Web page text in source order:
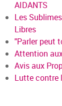
AIDANTS
Les
Libres
"Parler peut
Attention
Avis aux
Lutte contre